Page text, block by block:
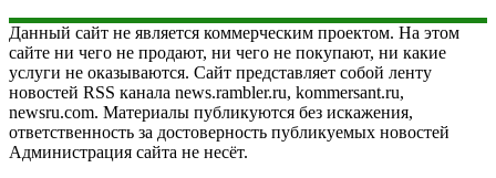
Данный сайт не является коммерческим проектом. На этом
сайте ни чего не продают, ни чего не покупают, ни какие
услуги не оказываются. Сайт представляет собой ленту
новостей RSS канала news.rambler.ru, kommersant.ru,
newsru.com. Материалы публикуются без искажения,
ответственность за достоверность публикуемых новостей
Администрация сайта не несёт.